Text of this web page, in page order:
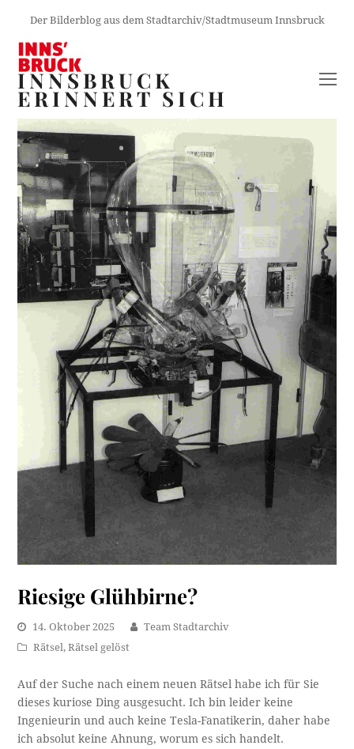
Der Bilderblog aus dem Stadtarchiv/Stadtmuseum Innsbruck
INNSBRUCK
ERINNERT SICH
Riesige Glühbirne?
14. Oktober 2025
Team Stadtarchiv
Rätsel,Rätsel gelöst
Auf der Suche nach einem neuen Rätsel habe ich für Sie
dieses kuriose Ding ausgesucht. Ich bin leider keine
Ingenieurin und auch keine Tesla-Fanatikerin, daher habe
ich absolut keine Ahnung, worum es sich handelt.